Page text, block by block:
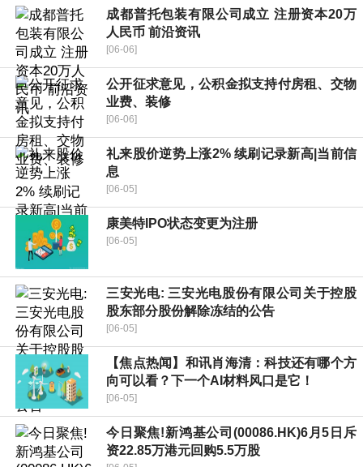
成都普托包装有限公司成立 注册资本20万
人民币 前沿资讯
[06-06]
公开征求意见，公积金拟支持付房租、交物
业费、装修
[06-06]
礼来股价逆势上涨2% 续刷记录新高|当前信
息
[06-05]
康美特IPO状态变更为注册
[06-05]
三安光电: 三安光电股份有限公司关于控股
股东部分股份解除冻结的公告
[06-05]
【焦点热闻】和讯肖海清：科技还有哪个方
向可以看？下一个AI材料风口是它！
[06-05]
今日聚焦!新鸿基公司(00086.HK)6月5日斥
资22.85万港元回购5.5万股